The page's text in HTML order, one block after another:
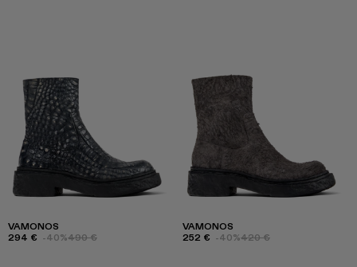
VAMONOS
294 € -40%490 €
VAMONOS
252 € -40%420 €